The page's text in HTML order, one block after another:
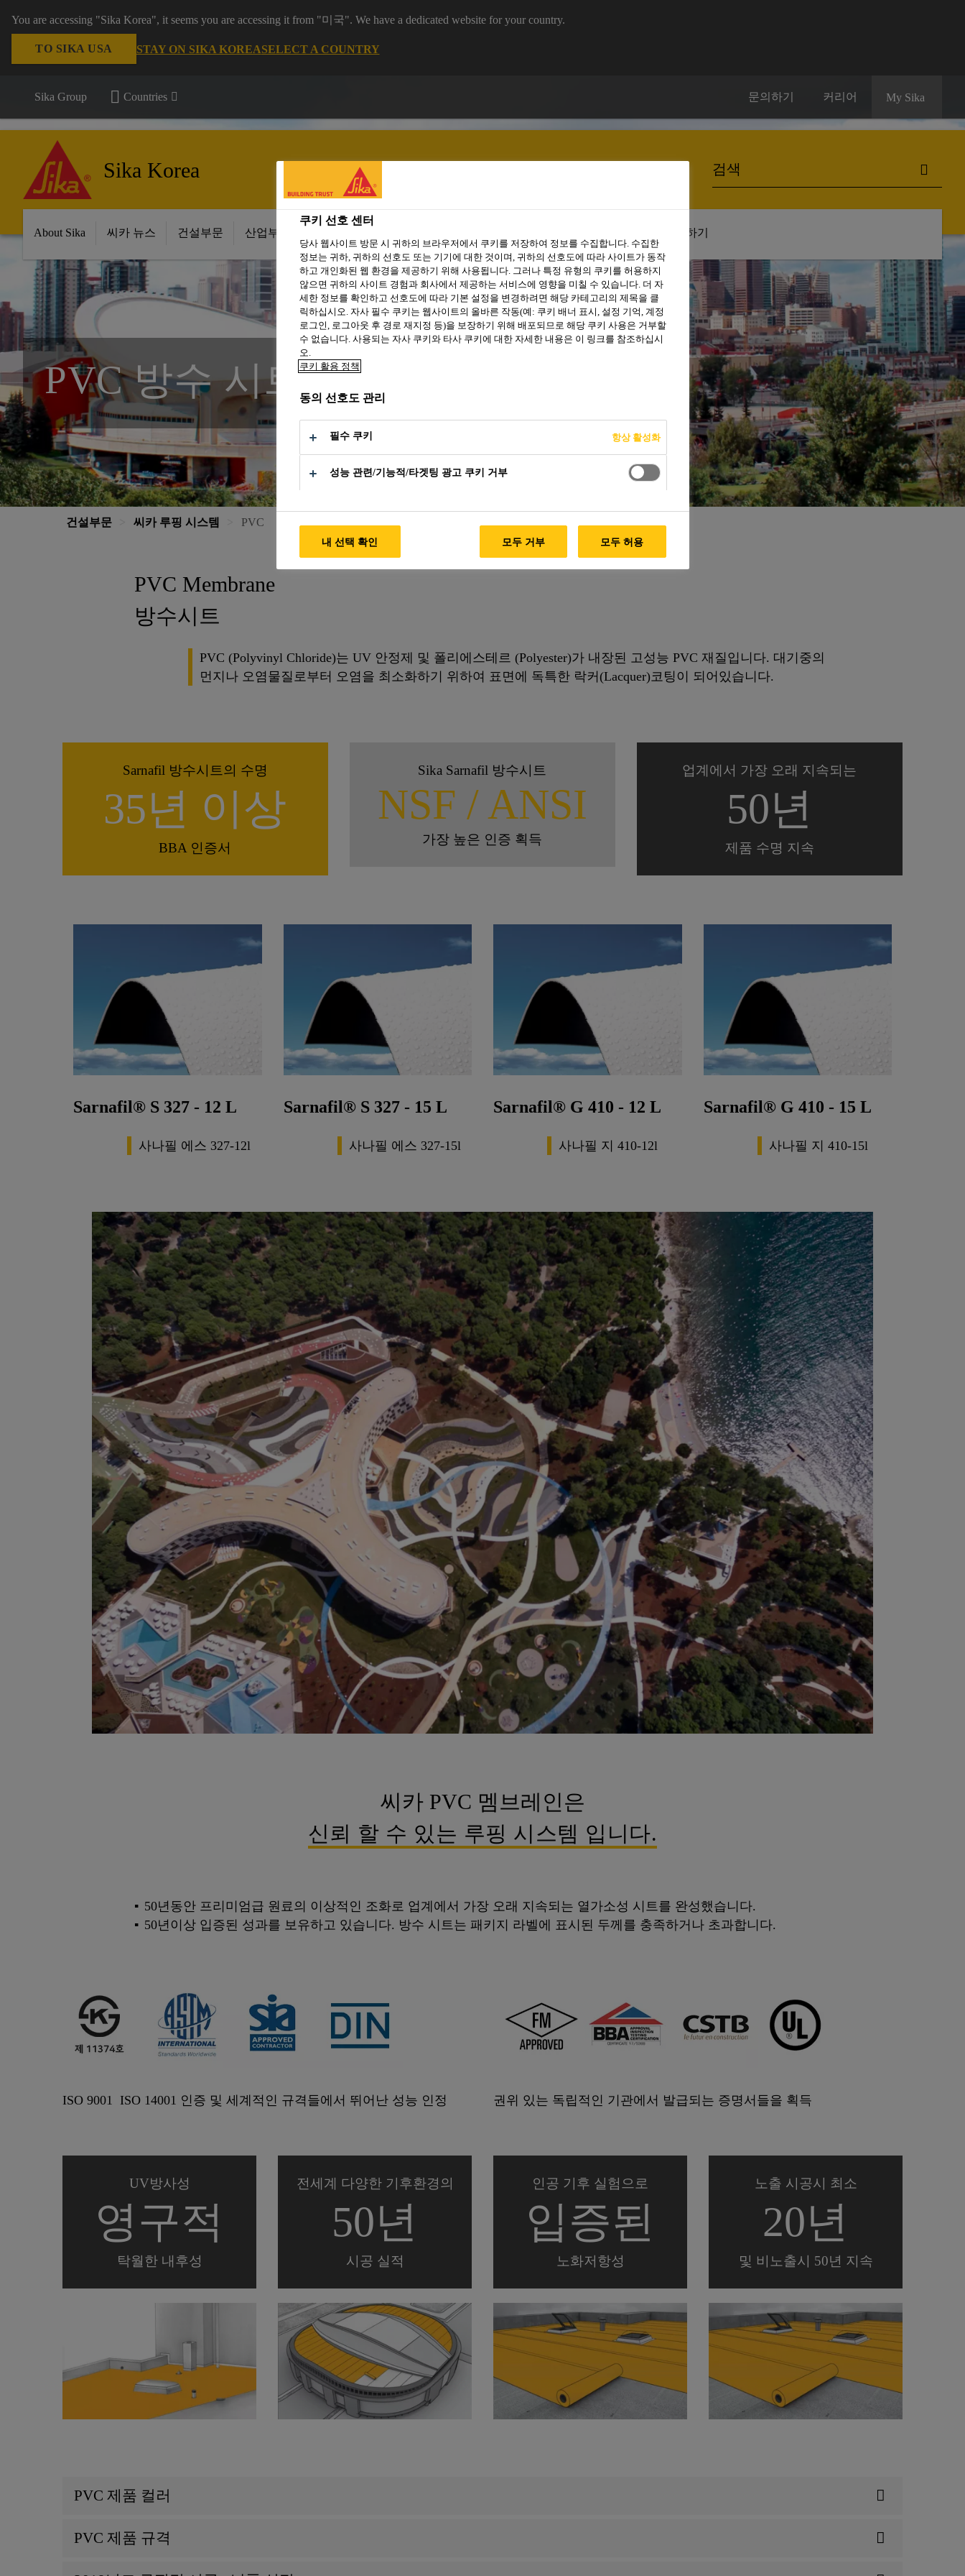
You are accessing "Sika Korea", it seems you are accessing it from "미국". We have a dedicated website for your country.
TO SIKA USA STAY ON SIKA KOREASELECT A COUNTRY
Sika Group Countries 문의하기 커리어 My Sika
Sika Korea
About Sika 씨카 뉴스 건설부문 산업부문 구독하기
PVC 방수 시트
건설부문 씨카 루핑 시스템 PVC
PVC Membrane
방수시트
PVC (Polyvinyl Chloride)는 UV 안정제 및 폴리에스테르 (Polyester)가 내장된 고성능 PVC 재질입니다. 대기중의
먼지나 오염물질로부터 오염을 최소화하기 위하여 표면에 독특한 락커(Lacquer)코팅이 되어있습니다.
Sarnafil 방수시트의 수명
35년 이상
BBA 인증서
Sika Sarnafil 방수시트
NSF / ANSI
가장 높은 인증 획득
업계에서 가장 오래 지속되는
50년
제품 수명 지속
Sarnafil® S 327 - 12 L
사나필 에스 327-12l
Sarnafil® S 327 - 15 L
사나필 에스 327-15l
Sarnafil® G 410 - 12 L
사나필 지 410-12l
Sarnafil® G 410 - 15 L
사나필 지 410-15l
씨카 PVC 멤브레인은
신뢰 할 수 있는 루핑 시스템 입니다.
50년동안 프리미엄급 원료의 이상적인 조화로 업계에서 가장 오래 지속되는 열가소성 시트를 완성했습니다.
50년이상 입증된 성과를 보유하고 있습니다. 방수 시트는 패키지 라벨에 표시된 두께를 충족하거나 초과합니다.
ISO 9001 ISO 14001 인증 및 세계적인 규격들에서 뛰어난 성능 인정 권위 있는 독립적인 기관에서 발급되는 증명서들을 획득
UV방사성
영구적
탁월한 내후성
전세계 다양한 기후환경의
50년
시공 실적
인공 기후 실험으로
입증된
노화저항성
노출 시공시 최소
20년
및 비노출시 50년 지속
PVC 제품 컬러
PVC 제품 규격
쿠키 선호 센터
당사 웹사이트 방문 시 귀하의 브라우저에서 쿠키를 저장하여 정보를 수집합니다. 수집한
정보는 귀하, 귀하의 선호도 또는 기기에 대한 것이며, 귀하의 선호도에 따라 사이트가 동작
하고 개인화된 웹 환경을 제공하기 위해 사용됩니다. 그러나 특정 유형의 쿠키를 허용하지
않으면 귀하의 사이트 경험과 회사에서 제공하는 서비스에 영향을 미칠 수 있습니다. 더 자
세한 정보를 확인하고 선호도에 따라 기본 설정을 변경하려면 해당 카테고리의 제목을 클
릭하십시오. 자사 필수 쿠키는 웹사이트의 올바른 작동(예: 쿠키 배너 표시, 설정 기억, 계정
로그인, 로그아웃 후 경로 재지정 등)을 보장하기 위해 배포되므로 해당 쿠키 사용은 거부할
수 없습니다. 사용되는 자사 쿠키와 타사 쿠키에 대한 자세한 내용은 이 링크를 참조하십시
오.
쿠키 활용 정책
동의 선호도 관리
필수 쿠키 항상 활성화
성능 관련/기능적/타겟팅 광고 쿠키 거부
내 선택 확인 모두 거부 모두 허용